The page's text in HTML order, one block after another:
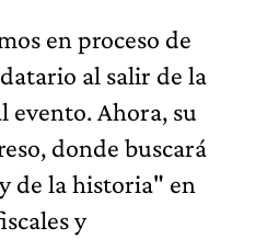
en proceso de
al salir de la
evento. Ahora, su
donde buscará
de la historia" en
y